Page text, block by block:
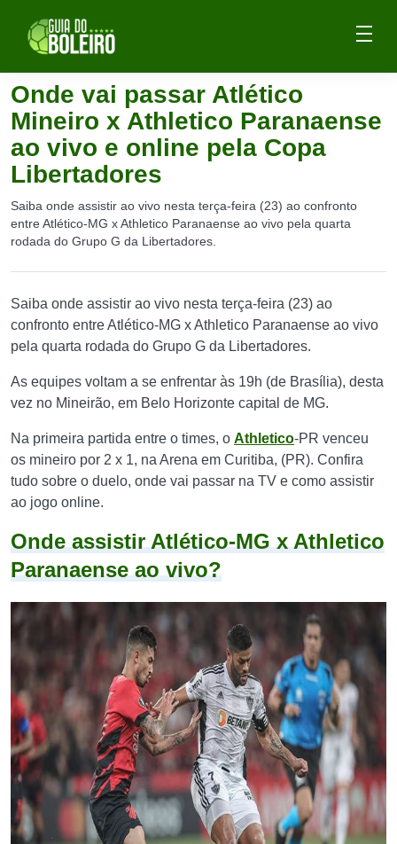
Onde vai passar Atlético
Mineiro x Athletico Paranaense
ao vivo e online pela Copa
Libertadores
Saiba onde assistir ao vivo nesta terça-feira (23) ao confronto
entre Atlético-MG x Athletico Paranaense ao vivo pela quarta
rodada do Grupo G da Libertadores.
Saiba onde assistir ao vivo nesta terça-feira (23) ao
confronto entre Atlético-MG x Athletico Paranaense ao vivo
pela quarta rodada do Grupo G da Libertadores.
As equipes voltam a se enfrentar às 19h (de Brasília), desta
vez no Mineirão, em Belo Horizonte capital de MG.
Na primeira partida entre o times, o Athletico-PR venceu
os mineiro por 2 x 1, na Arena em Curitiba, (PR). Confira
tudo sobre o duelo, onde vai passar na TV e como assistir
ao jogo online.
Onde assistir Atlético-MG x Athletico
Paranaense ao vivo?